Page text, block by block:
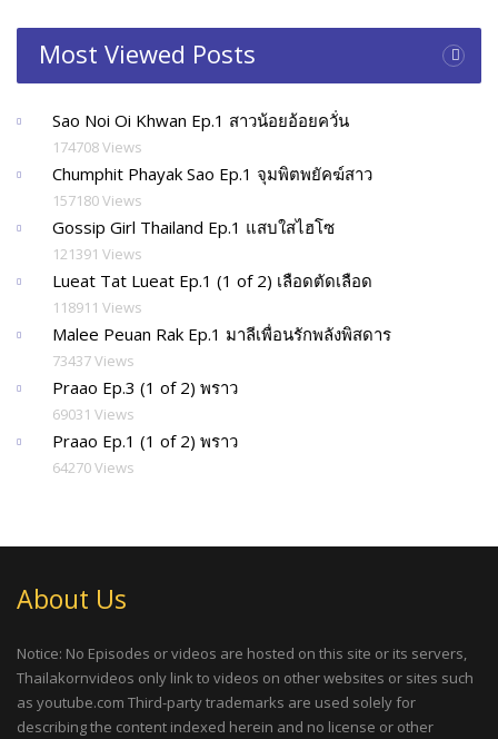
Most Viewed Posts
Sao Noi Oi Khwan Ep.1 สาวน้อยอ้อยควั่น
174708 Views
Chumphit Phayak Sao Ep.1 จุมพิตพยัคฆ์สาว
157180 Views
Gossip Girl Thailand Ep.1 แสบใสไฮโซ
121391 Views
Lueat Tat Lueat Ep.1 (1 of 2) เลือดตัดเลือด
118911 Views
Malee Peuan Rak Ep.1 มาลีเพื่อนรักพลังพิสดาร
73437 Views
Praao Ep.3 (1 of 2) พราว
69031 Views
Praao Ep.1 (1 of 2) พราว
64270 Views
About Us
Notice: No Episodes or videos are hosted on this site or its servers,
Thailakornvideos only link to videos on other websites or sites such
as youtube.com Third-party trademarks are used solely for
describing the content indexed herein and no license or other